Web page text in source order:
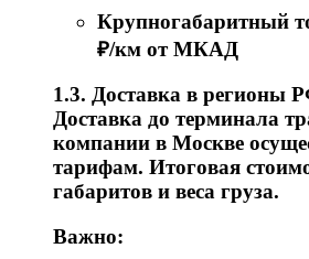
Крупногабаритный
₽/км от МКАД
1.3. Доставка в регионы
Доставка до терминала
компании в Москве
тарифам. Итоговая
габаритов и веса груза.
Важно: